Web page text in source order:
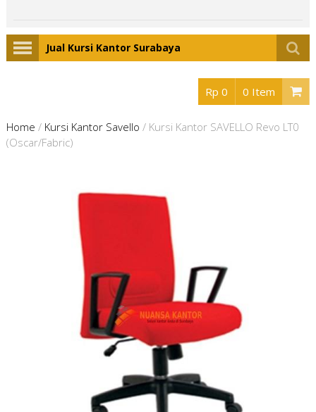
Jual Kursi Kantor Surabaya
Rp 0 0 Item
Home / Kursi Kantor Savello / Kursi Kantor SAVELLO Revo LT0
(Oscar/Fabric)